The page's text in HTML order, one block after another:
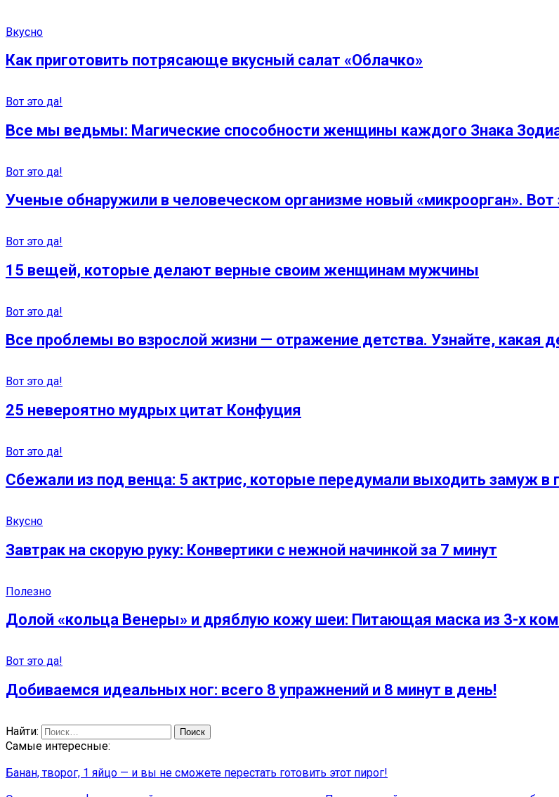
Вкусно
Как приготовить потрясающе вкусный салат «Облачко»
Вот это да!
Все мы ведьмы: Магические способности женщины каждого Знака
Вот это да!
Ученые обнаружили в человеческом организме новый «микроорган». Вот
Вот это да!
15 вещей, которые делают верные своим женщинам мужчины
Вот это да!
Все проблемы во взрослой жизни — отражение детства. Узнайте, какая
Вот это да!
25 невероятно мудрых цитат Конфуция
Вот это да!
Сбежали из под венца: 5 актрис, которые передумали выходить замуж в
Вкусно
Завтрак на скорую руку: Конвертики с нежной начинкой за 7 минут
Полезно
Долой «кольца Венеры» и дряблую кожу шеи: Питающая маска из 3-х
Вот это да!
Добиваемся идеальных ног: всего 8 упражнений и 8 минут в день!
Найти:
Самые интересные:
Банан, творог, 1 яйцо — и вы не сможете перестать готовить этот пирог!